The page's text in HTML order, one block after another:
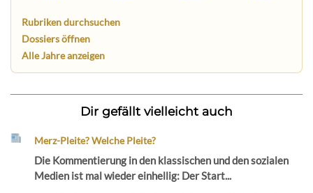
Rubriken durchsuchen
Dossiers öffnen
Alle Jahre anzeigen
Dir gefällt vielleicht auch
Merz-Pleite? Welche Pleite?
Die Kommentierung in den klassischen und den sozialen
Medien ist mal wieder einhellig: Der Start...